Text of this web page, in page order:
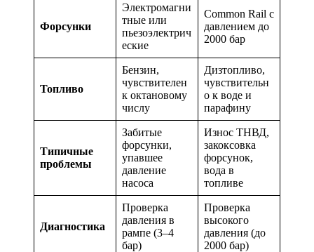
Форсунки
Электромагни
тные или
пьезоэлектрич
еские
Common Rail с
давлением до
2000 бар
Топливо
Бензин,
чувствителен
к октановому
числу
Дизтопливо,
чувствительн
о к воде и
парафину
Типичные
проблемы
Забитые
форсунки,
упавшее
давление
насоса
Износ ТНВД,
закоксовка
форсунок,
вода в
топливе
Диагностика
Проверка
давления в
рампе (3–4
бар)
Проверка
высокого
давления (до
2000 бар)